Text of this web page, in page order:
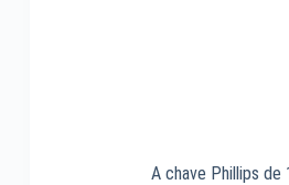
A chave Phillips de